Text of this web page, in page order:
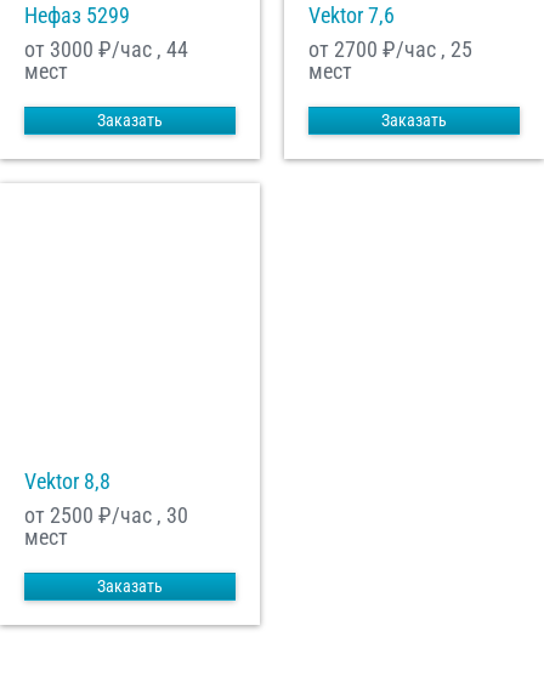
Нефаз 5299
от 3000 ₽/час , 44
мест
Заказать
Vektor 7,6
от 2700 ₽/час , 25
мест
Заказать
Vektor 8,8
от 2500 ₽/час , 30
мест
Заказать